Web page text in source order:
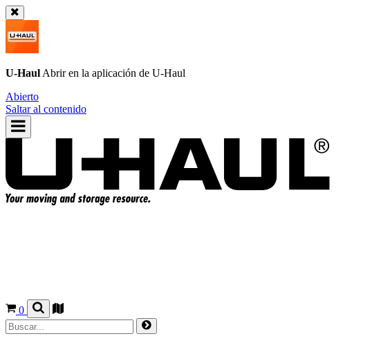
U-Haul Abrir en la aplicación de U-Haul
Abierto
Saltar al contenido
0